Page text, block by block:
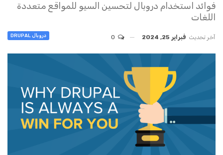
فوائد استخدام دروبال لتحسين السيو للمواقع متعددة
اللغات
دروبال DRUPAL آخر تحديث فبراير 25, 2024